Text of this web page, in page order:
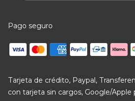
Pago seguro
Tarjeta de crédito, Paypal,
con tarjeta sin cargos, Google/Apple